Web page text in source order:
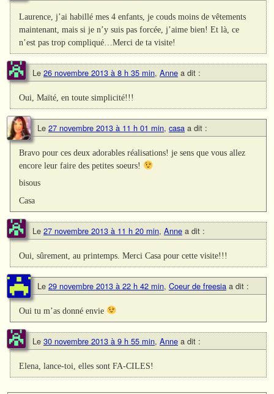
Laurence, j’ai habillé mes 4 enfants, je couds moins de vêtements
maintenant, mais si je n’y suis pas forcée, j’aime bien! Et là, ce
n’est pas trop compliqué…Merci de ta visite!
Le 26 novembre 2013 à 8 h 35 min, Anne a dit :
Oui, Maïté, en toute simplicité!!!
Le 27 novembre 2013 à 11 h 01 min, casa a dit :
Bravo pour ces deux adorables réalisations! je sens que vous allez
encore leur faire des petites soeurs!
bisous
Casa
Le 27 novembre 2013 à 11 h 20 min, Anne a dit :
Oui, sûrement, au printemps. Merci Casa pour cette visite!!!
Le 29 novembre 2013 à 22 h 42 min, Coeur de freesia a dit :
Oui tu m’as donné envie
Le 30 novembre 2013 à 9 h 55 min, Anne a dit :
Elena, lance-toi, elles sont FA-CILES!